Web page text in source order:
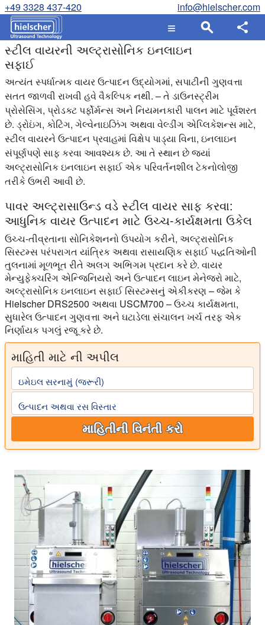
+49 3328 437-420 info@hielscher.com
સ્ટીલ વાયરની અલ્ટ્રાસોનિક ઇનલાઇન
સફાઈ
અત્યંત સ્પર્ધાત્મક વાયર ઉત્પાદન ઉદ્યોગમાં, સપાટીની ગુણવત્તા
સતત જાળવી રાખવી હવે વૈકલ્પિક નથી. – તે ડાઉનસ્ટ્રીમ
પ્રોસેસિંગ, પ્રોડક્ટ પર્ફોર્મન્સ અને નિયમનકારી પાલન માટે પૂર્વશરત
છે. ડ્રોઇંગ, કોટિંગ, ગેલ્વેનાઇઝિંગ અથવા વેલ્ડીંગ એપ્લિકેશન્સ માટે,
સ્ટીલ વાયરને ઉત્પાદન પ્રવાહમાં વિક્ષેપ પાડ્યા વિના, ઇનલાઇન
સંપૂર્ણપણે સાફ કરવા આવશ્યક છે. આ તે સ્થાન છે જ્યાં
અલ્ટ્રાસોનિક ઇનલાઇન સફાઈ એક પરિવર્તનશીલ ટેકનોલોજી
તરીકે ઉભરી આવી છે.
પાવર અલ્ટ્રાસાઉન્ડ વડે સ્ટીલ વાયર સાફ કરવા:
આધુનિક વાયર ઉત્પાદન માટે ઉચ્ચ-કાર્યક્ષમતા ઉકેલ
ઉચ્ચ-તીવ્રતાના સોનિકેશનનો ઉપયોગ કરીને, અલ્ટ્રાસોનિક
સિસ્ટમ્સ પરંપરાગત યાંત્રિક અથવા રાસાયણિક સફાઈ પદ્ધતિઓની
તુલનામાં મૂળભૂત રીતે અલગ અભિગમ પ્રદાન કરે છે. વાયર
મેન્યુફેક્ચરિંગ એન્જિનિયરો અને ઉત્પાદન લાઇન મેનેજરો માટે,
અલ્ટ્રાસોનિક ઇનલાઇન સફાઈ સિસ્ટમ્સનું એકીકરણ – જેમ કે
Hielscher DRS2500 અથવા USCM700 – ઉચ્ચ કાર્યક્ષમતા,
સુધારેલ ઉત્પાદન ગુણવત્તા અને ઘટાડેલા સંચાલન ખર્ચ તરફ એક
નિર્ણાયક પગલું રજૂ કરે છે.
માહિતી માટે ની અપીલ
ઇમેઇલ સરનામું (જરૂરી)
ઉત્પાદન અથવા રસ વિસ્તાર
માહિતીની વિનંતી કરો